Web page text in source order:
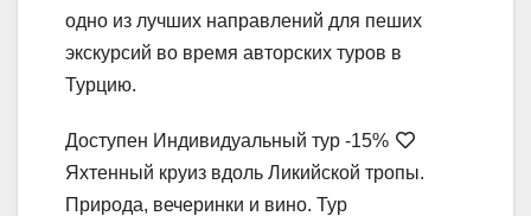
одно из лучших направлений для пеших
экскурсий во время авторских туров в
Турцию.
Доступен Индивидуальный тур -15%
Яхтенный круиз вдоль Ликийской тропы.
Природа, вечеринки и вино. Тур